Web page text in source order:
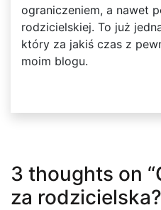
ograniczeniem, a nawet
rodzicielskiej. To już
który za jakiś czas z
moim blogu.
3 thoughts on “
za rodzicielska?